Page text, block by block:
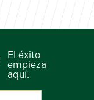
El éxito
empieza
aquí.